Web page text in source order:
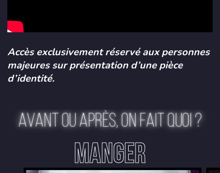
Accès exclusivement réservé aux personnes
majeures sur présentation d’une pièce
d’identité.
AVANT OU APRÈS, ON FAIT QUOI ?
MANGER